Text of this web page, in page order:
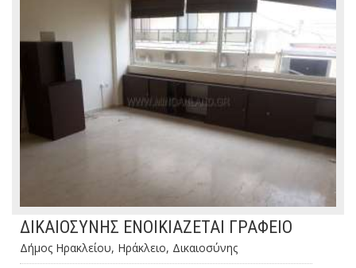
ΔΙΚΑΙΟΣΥΝΗΣ ΕΝΟΙΚΙΑΖΕΤΑΙ ΓΡΑΦΕΙΟ
Δήμος Ηρακλείου, Ηράκλειο, Δικαιοσύνης